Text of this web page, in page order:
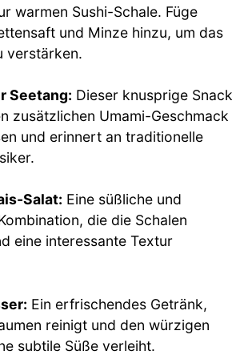
warmen Sushi-Schale. Füge
und Minze hinzu, um das
verstärken.
Seetang: Dieser knusprige Snack
zusätzlichen Umami-Geschmack
und erinnert an traditionelle
Salat: Eine süßliche und
die die Schalen
eine interessante Textur
Ein erfrischendes Getränk,
reinigt und den würzigen
subtile Süße verleiht.